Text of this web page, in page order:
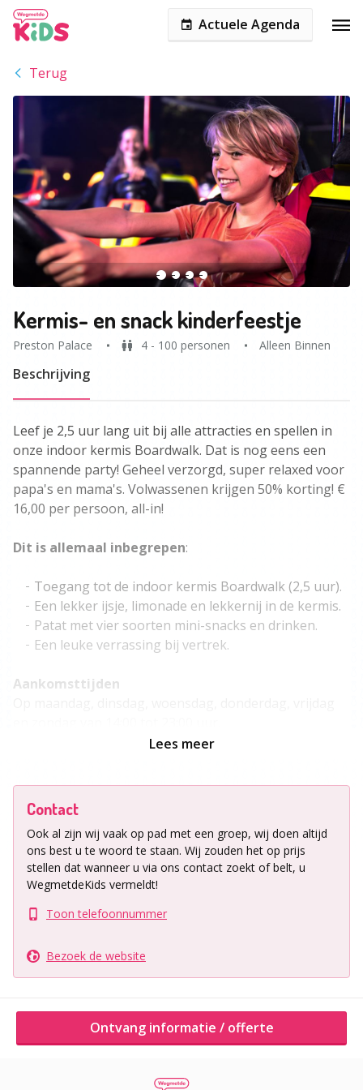
Actuele Agenda
Terug
Kermis- en snack kinderfeestje
Preston Palace 4 - 100 personen Alleen Binnen
Beschrijving
Leef je 2,5 uur lang uit bij alle attracties en spellen in
onze indoor kermis Boardwalk. Dat is nog eens een
spannende party! Geheel verzorgd, super relaxed voor
papa's en mama's. Volwassenen krijgen 50% korting! €
16,00 per persoon, all-in!
Dit is allemaal inbegrepen:
Toegang tot de indoor kermis Boardwalk (2,5 uur).
Een lekker ijsje, limonade en lekkernij in de kermis.
Patat met vier soorten mini-snacks en drinken.
Een leuke verrassing bij vertrek.
Aankomsttijden
Niet mogelijk tijdens schoolvakanties en op
Reguliere openingstijden
Maandag: 19:00 tot 23:00 uur
Dinsdag: 19:00 tot 23:00 uur
Woensdag: 14:00 tot 23:00 uur
Donderdag: 19:00 tot 23:00 uur
Vrijdag: 14:00 tot 23:00 uur
Zondag: 14:00 tot 23:00 uur
Kinderen € 16,00
Lees meer
Contact
Ook al zijn wij vaak op pad met een groep, wij doen altijd
ons best u te woord te staan. Wij zouden het op prijs
stellen dat wanneer u via ons contact zoekt of belt, u
WegmetdeKids vermeldt!
Toon telefoonnummer
Bezoek de website
Ontvang informatie / offerte